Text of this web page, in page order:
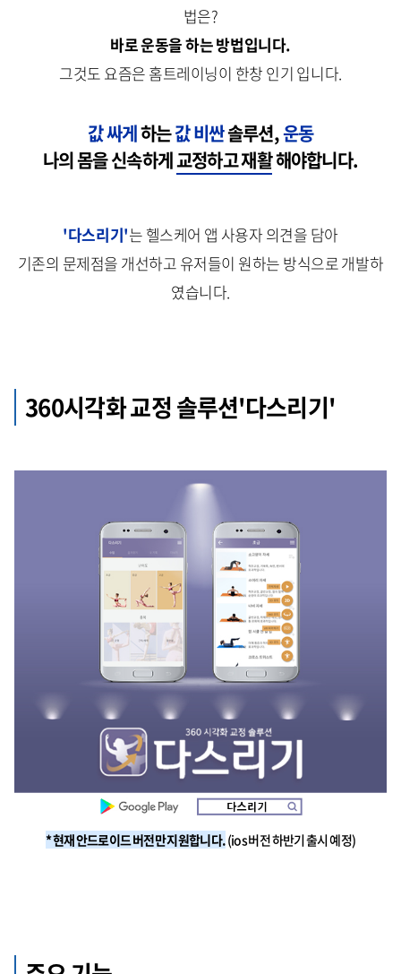
법은?
바로 운동을 하는 방법입니다.
그것도 요즘은 홈트레이닝이 한창 인기 입니다.
값 싸게하는값 비싼솔루션,운동
나의 몸을 신속하게교정하고 재활해야합니다.
'다스리기'는 헬스케어 앱 사용자 의견을 담아
기존의 문제점을 개선하고 유저들이 원하는 방식으로 개발하
였습니다.
360시각화 교정 솔루션'다스리기'
* 현재 안드로이드 버전만 지원합니다.(ios 버전 하반기 출시 예정)